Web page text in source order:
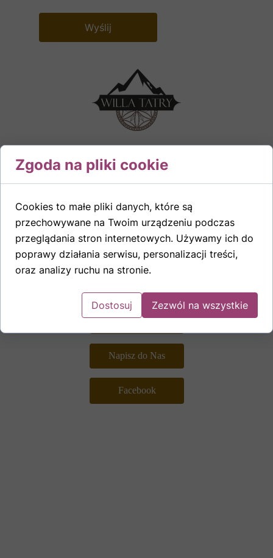
Kontakt
Małe Ciche 18
34-531 Murzasichle
Tel+48 603 063 834
e-mail lichajowki2b@tlen.pl
Wyślij
Facebook
Napisz do Nas
+ 48 603 063 834
Zgoda na pliki cookie
Cookies to małe pliki danych, które są
przechowywane na Twoim urządzeniu podczas
przeglądania stron internetowych. Używamy ich do
poprawy działania serwisu, personalizacji treści,
oraz analizy ruchu na stronie.
Dostosuj Zezwól na wszystkie